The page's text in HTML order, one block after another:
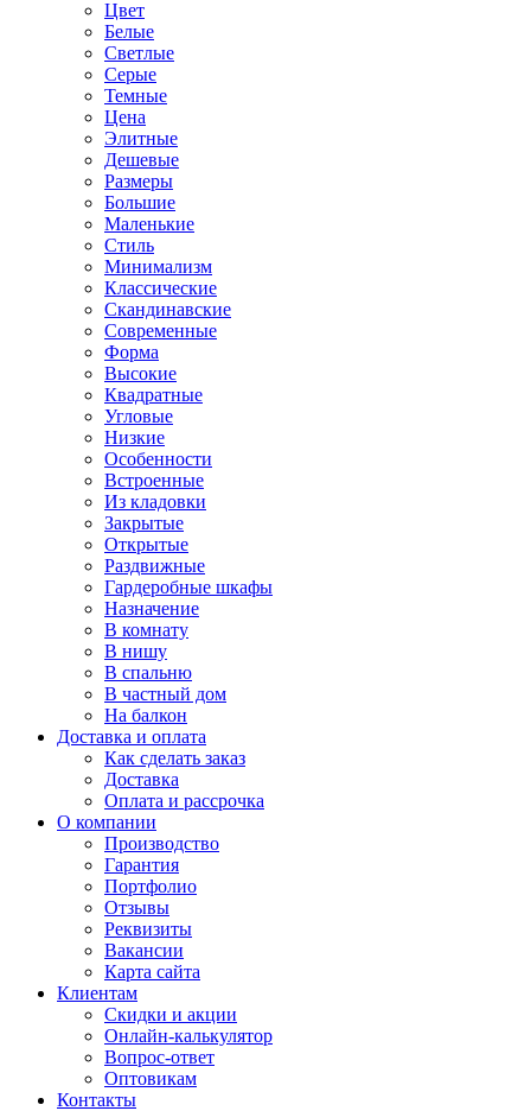
Цвет
Белые
Светлые
Серые
Темные
Цена
Элитные
Дешевые
Размеры
Большие
Маленькие
Стиль
Минимализм
Классические
Скандинавские
Современные
Форма
Высокие
Квадратные
Угловые
Низкие
Особенности
Встроенные
Из кладовки
Закрытые
Открытые
Раздвижные
Гардеробные шкафы
Назначение
В комнату
В нишу
В спальню
В частный дом
На балкон
Доставка и оплата
Как сделать заказ
Доставка
Оплата и рассрочка
О компании
Производство
Гарантия
Портфолио
Отзывы
Реквизиты
Вакансии
Карта сайта
Клиентам
Скидки и акции
Онлайн-калькулятор
Вопрос-ответ
Оптовикам
Контакты